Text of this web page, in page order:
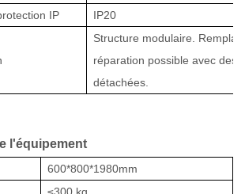
IP
IP20
Structure modulaire.
réparation possible avec des
détachées.
l'équipement
600*800*1980mm